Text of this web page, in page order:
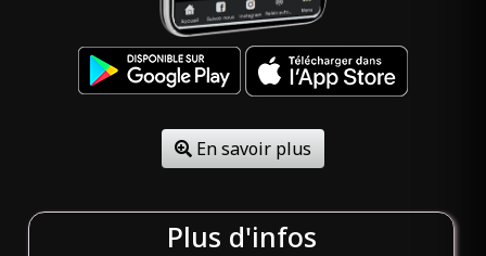
En savoir plus
Plus d'infos